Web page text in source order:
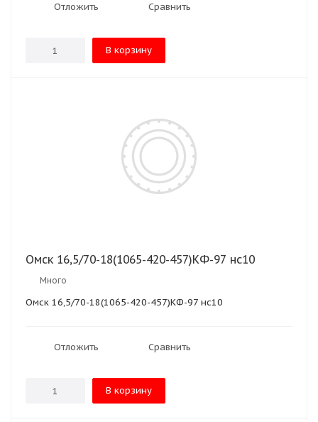
Отложить Сравнить
В корзину
Омск 16,5/70-18(1065-420-457)КФ-97 нс10
Много
Омск 16,5/70-18(1065-420-457)КФ-97 нс10
Отложить Сравнить
В корзину